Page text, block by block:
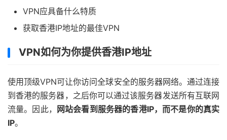
VPN应具备什么特质
获取香港IP地址的最佳VPN
VPN如何为你提供香港IP地址
使用顶级VPN可让你访问全球安全的服务器网络。通过连接
到香港的服务器，之后你可以通过该服务器发送所有互联网
流量。因此，
网站会看到服务器的香港IP，而不是你的真实
IP。